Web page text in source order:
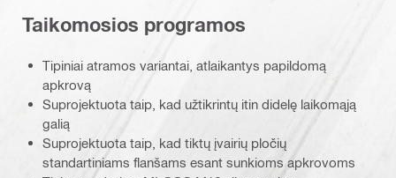
Taikomosios programos
Tipiniai atramos variantai, atlaikantys papildomą
apkrovą
Suprojektuota taip, kad užtikrintų itin didelę laikomąją
galią
Suprojektuota taip, kad tiktų įvairių pločių
standartiniams flanšams esant sunkioms apkrovoms